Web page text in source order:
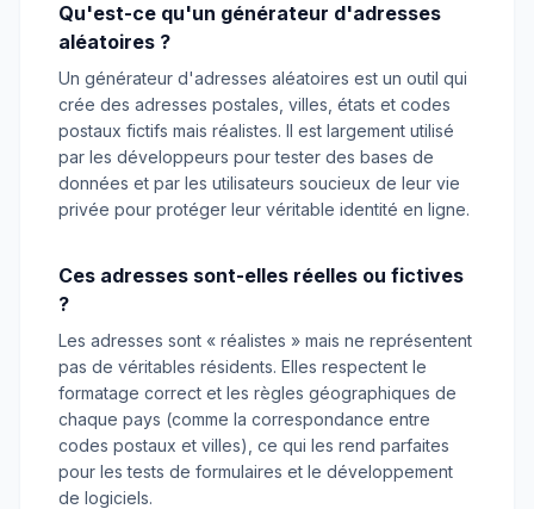
Qu'est-ce qu'un générateur d'adresses
aléatoires ?
Un générateur d'adresses aléatoires est un outil qui
crée des adresses postales, villes, états et codes
postaux fictifs mais réalistes. Il est largement utilisé
par les développeurs pour tester des bases de
données et par les utilisateurs soucieux de leur vie
privée pour protéger leur véritable identité en ligne.
Ces adresses sont-elles réelles ou fictives
?
Les adresses sont « réalistes » mais ne représentent
pas de véritables résidents. Elles respectent le
formatage correct et les règles géographiques de
chaque pays (comme la correspondance entre
codes postaux et villes), ce qui les rend parfaites
pour les tests de formulaires et le développement
de logiciels.